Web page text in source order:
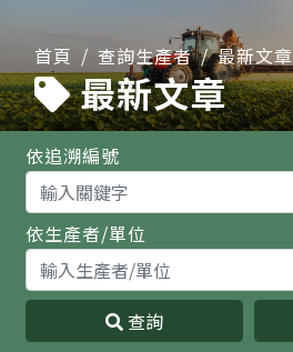
首頁 查詢生產者 最新文章
最新文章
依追溯編號
依生產者/單位
查詢